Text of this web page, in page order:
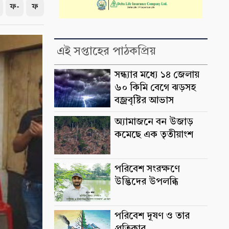
ফ- ফ
এই সপ্তাহের পাঠকপ্রিয়
সন্ধ্যার মধ্যে ১৪ জেলায়
৬০ কিমি বেগে ঝড়সহ
বজ্রবৃষ্টির আভাস
অ্যামাজনে বন উজাড়
কমেছে এক তৃতীয়াংশ
পরিবেশ সংরক্ষণে
উদ্ভিদের উপলব্ধি
পরিবেশ দূষণ ও তার